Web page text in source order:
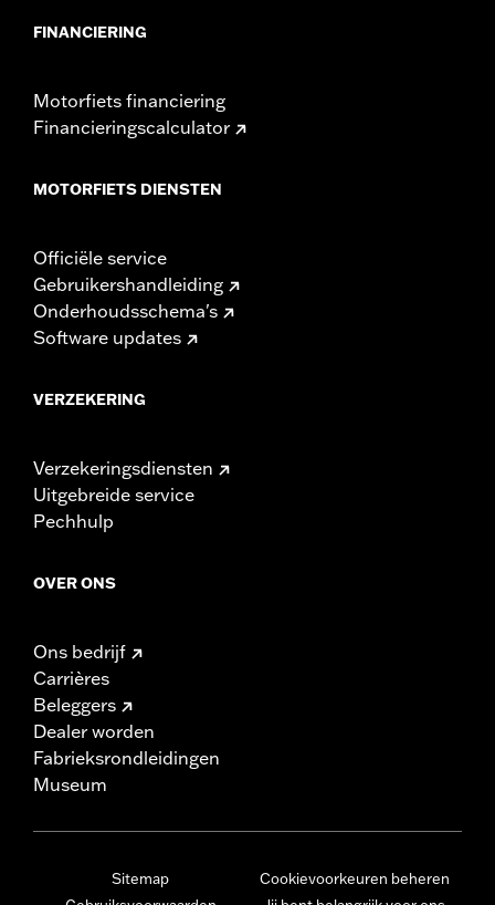
FINANCIERING
Motorfiets financiering
Financieringscalculator
MOTORFIETS DIENSTEN
Officiële service
Gebruikershandleiding
Onderhoudsschema's
Software updates
VERZEKERING
Verzekeringsdiensten
Uitgebreide service
Pechhulp
OVER ONS
Ons bedrijf
Carrières
Beleggers
Dealer worden
Fabrieksrondleidingen
Museum
Sitemap
Cookievoorkeuren beheren